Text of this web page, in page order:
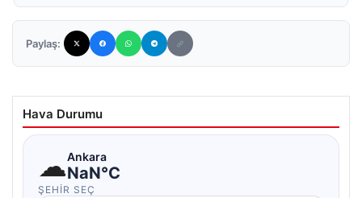
Paylaş:
Hava Durumu
☁Ankara
NaN°C
ŞEHIR SEÇ